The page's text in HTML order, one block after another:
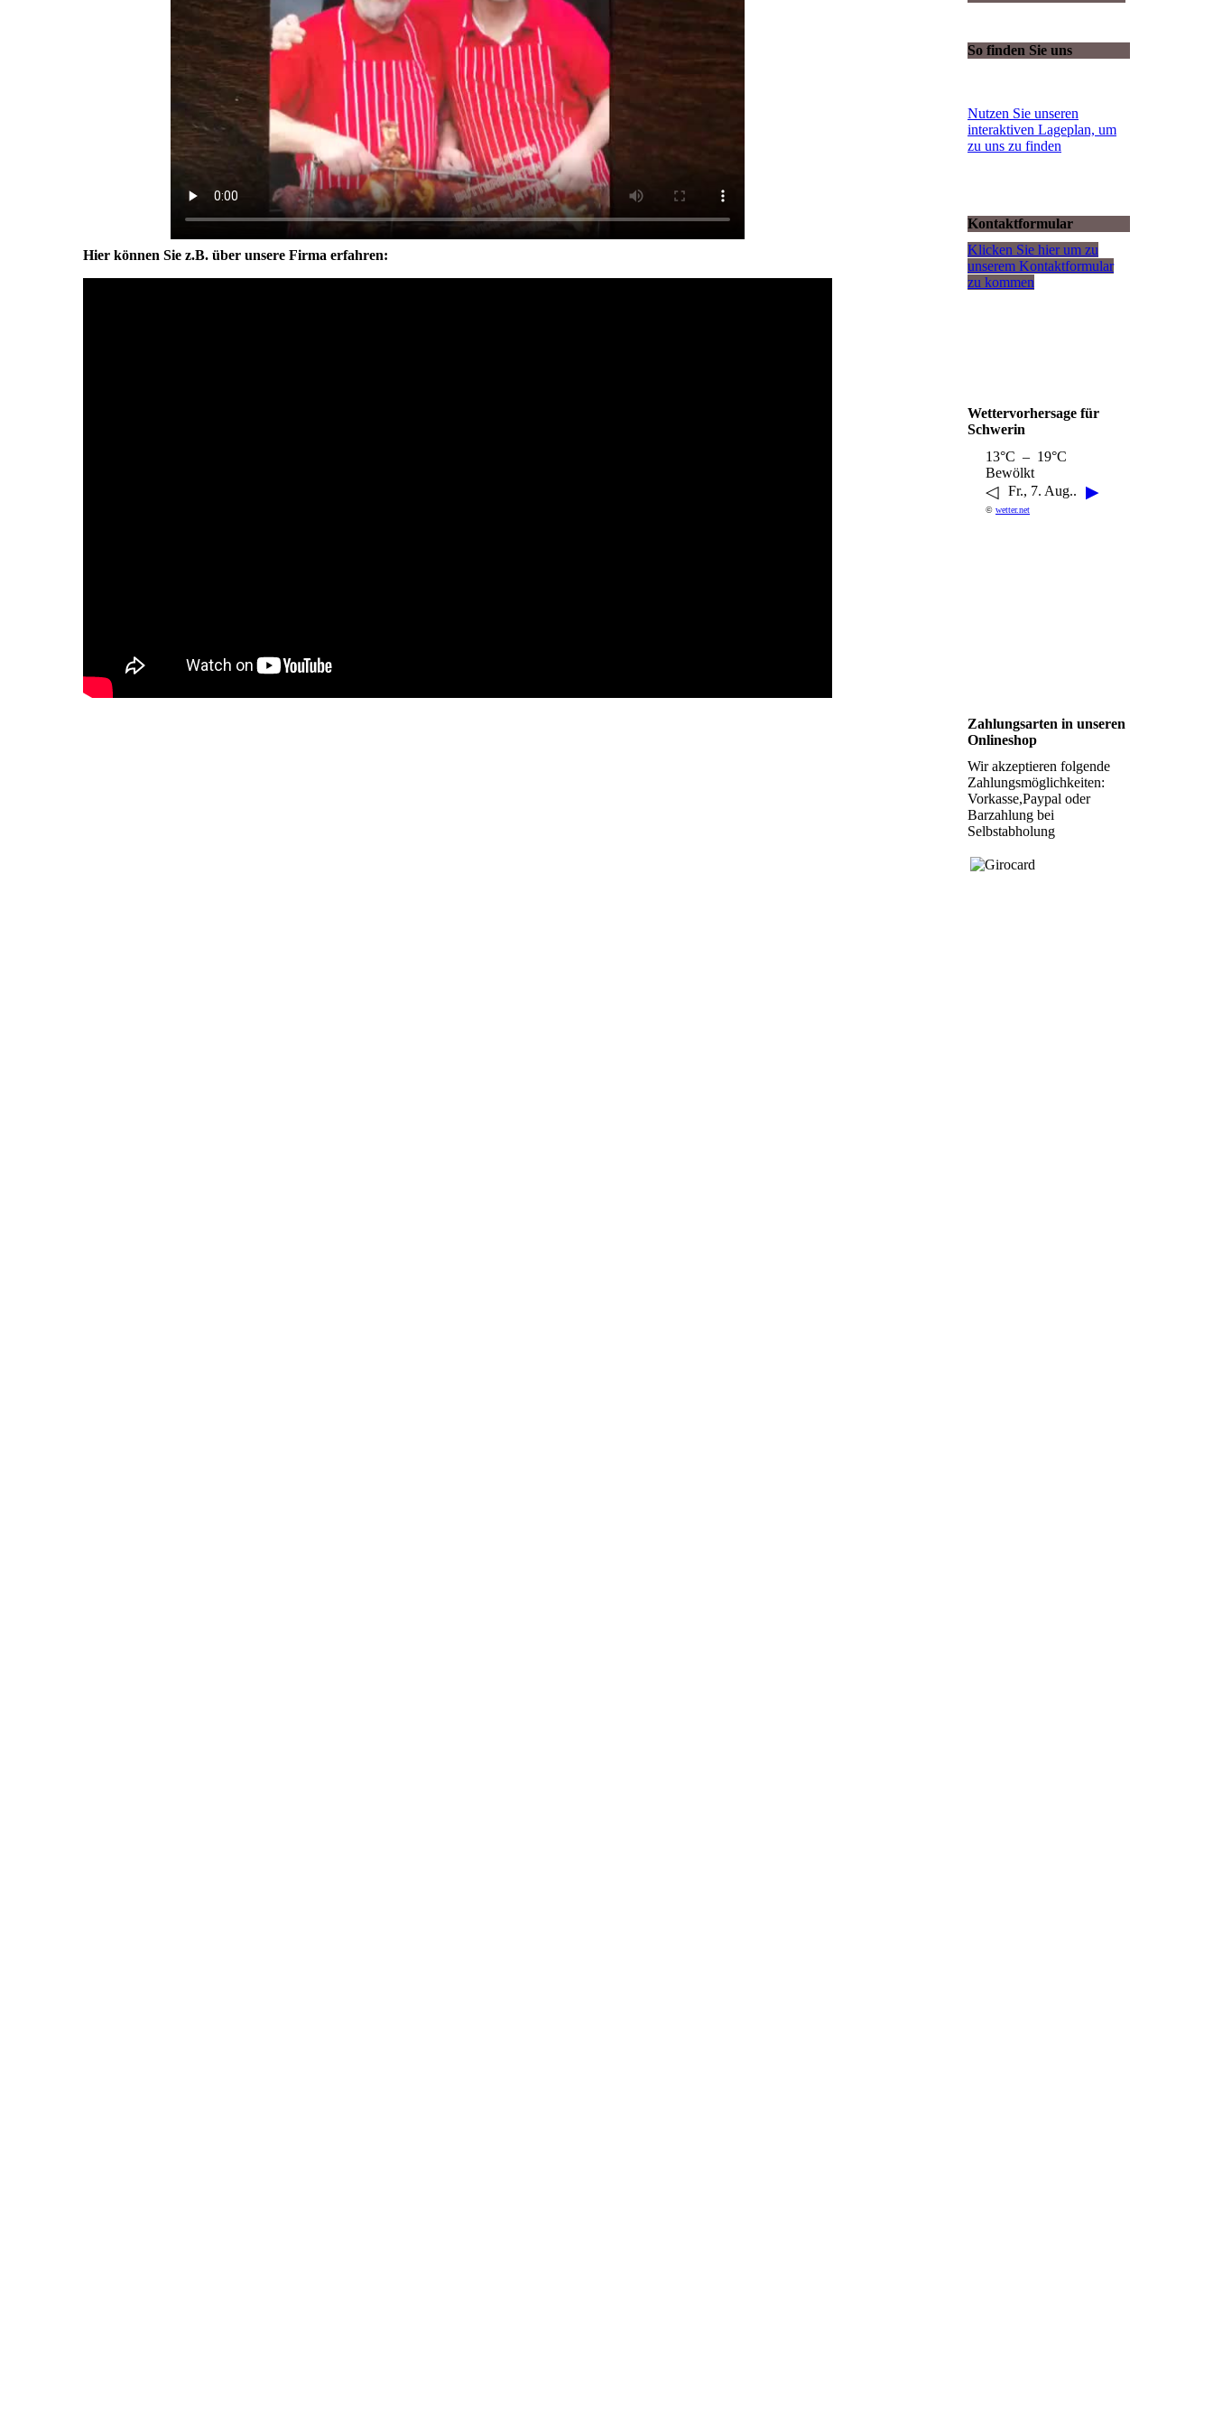
Hier können Sie z.B. über unsere Firma erfahren:
So finden Sie uns
Nutzen Sie unseren
interaktiven La­ge­plan, um
zu uns zu finden
Kontaktformular
Klicken Sie hier um zu
unserem Kon­takt­for­mu­lar
zu kommen
Wettervorhersage für
Schwerin
13°C – 19°C
Bewölkt
◁ Fr., 7. Aug.. ▶
© wetter.net
Zahlungsarten in unseren
Onlineshop
Wir akzeptieren folgende
Zahlungsmöglichkeiten:
Vorkasse,Paypal oder
Barzahlung bei
Selbstabholung